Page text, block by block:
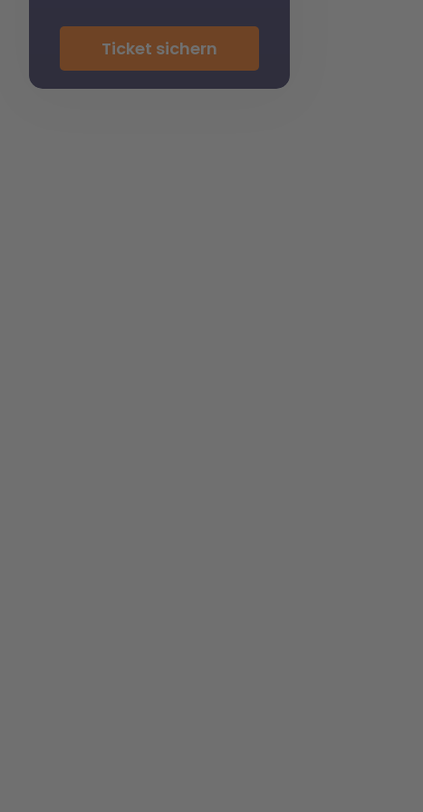
Ticket sichern